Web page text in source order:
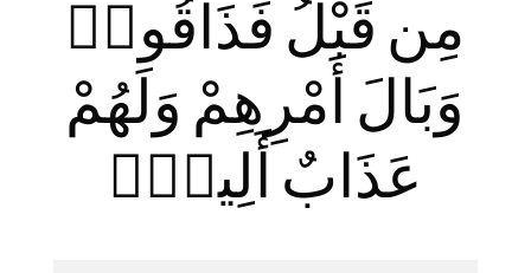
مِن قَبْلُ فَذَاقُوا۟
وَبَالَ أَمْرِهِمْ وَلَهُمْ
عَذَابٌ أَلِيمٌۭ